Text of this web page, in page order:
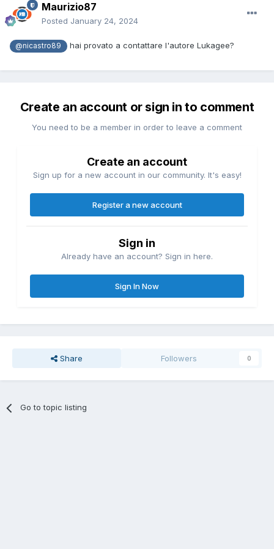
Maurizio87
Posted January 24, 2024
@nicastro89 hai provato a contattare l'autore Lukagee?
Create an account or sign in to comment
You need to be a member in order to leave a comment
Create an account
Sign up for a new account in our community. It's easy!
Register a new account
Sign in
Already have an account? Sign in here.
Sign In Now
Share Followers 0
Go to topic listing